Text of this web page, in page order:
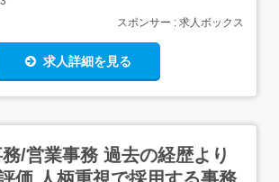
スポンサー : 求人ボックス
求人詳細を見る
/営業事務 過去の経歴より